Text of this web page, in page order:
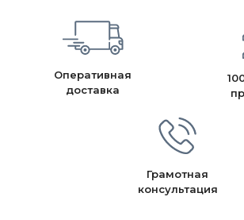
Оперативная
доставка
Грамотная
консультация